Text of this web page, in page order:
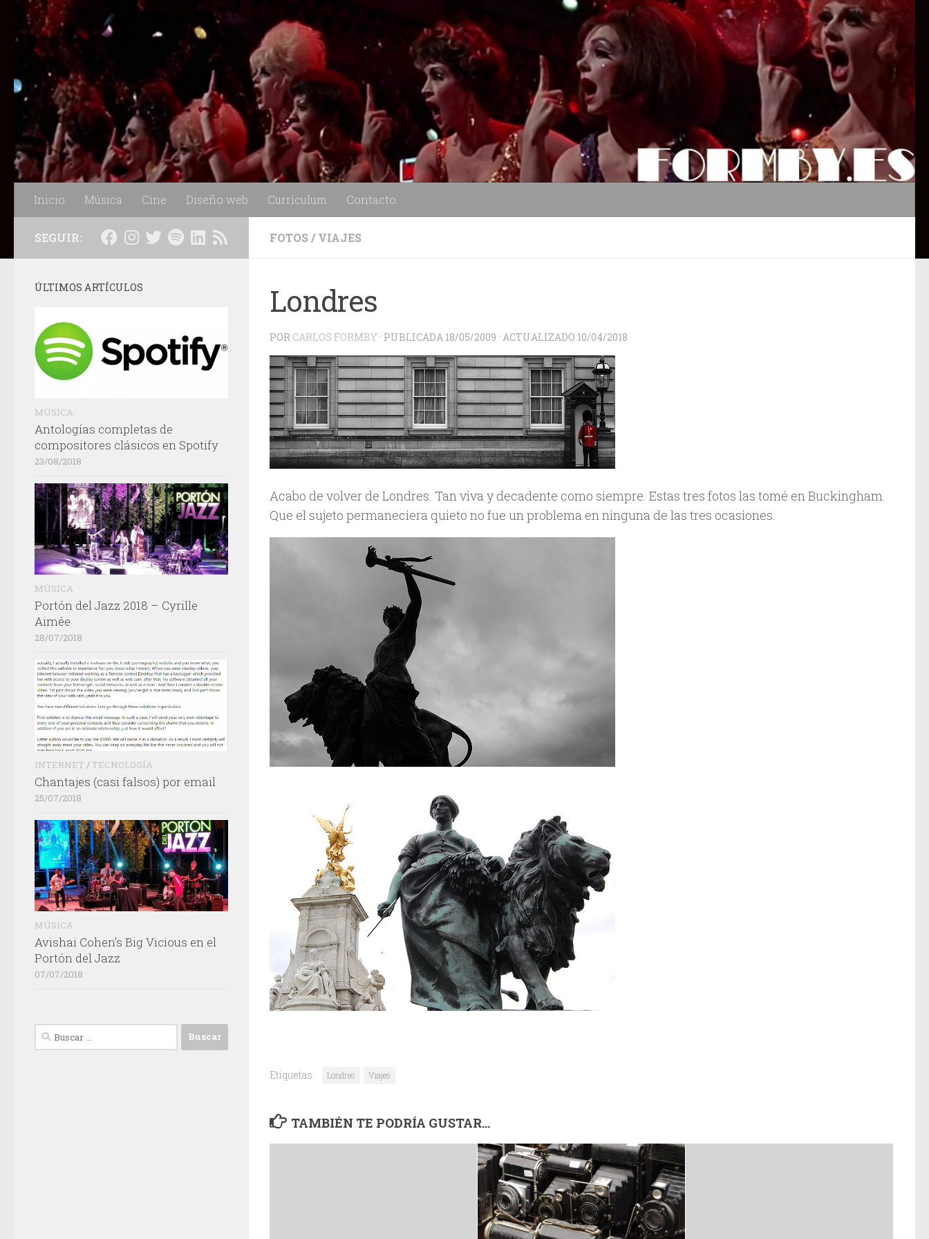
Saltar al contenido
Inicio Música Cine Diseño web Currículum Contacto
FOTOS / VIAJES
Londres
POR CARLOS FORMBY · PUBLICADA 18/05/2009 · ACTUALIZADO 10/04/2018
Acabo de volver de Londres. Tan viva y decadente como siempre. Estas tres fotos las tomé en Buckingham.
Que el sujeto permaneciera quieto no fue un problema en ninguna de las tres ocasiones.
Etiquetas: Londres Viajes
TAMBIÉN TE PODRÍA GUSTAR...
SEGUIR:
ÚLTIMOS ARTÍCULOS
MÚSICA
Antologías completas de
compositores clásicos en Spotify
23/08/2018
MÚSICA
Portón del Jazz 2018 – Cyrille
Aimée
28/07/2018
INTERNET / TECNOLOGÍA
Chantajes (casi falsos) por email
25/07/2018
MÚSICA
Avishai Cohen’s Big Vicious en el
Portón del Jazz
07/07/2018
Buscar: